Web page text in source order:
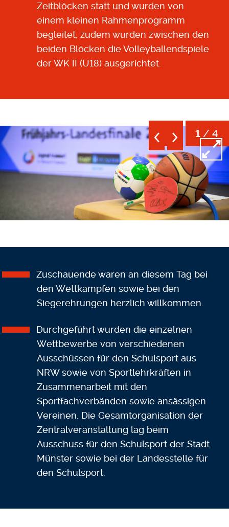
Zeitblöcken statt und wurden von
einem kleinen Rahmenprogramm
begleitet, zudem wurden zwischen den
beiden Blöcken die Volleyballendspiele
der WK II (U18) ausgerichtet.
1 / 4
Zuschauende waren an diesem Tag bei
den Wettkämpfen sowie bei den
Siegerehrungen herzlich willkommen.
Durchgeführt wurden die einzelnen
Wettbewerbe von verschiedenen
Ausschüssen für den Schulsport aus
NRW sowie von Sportlehrkräften in
Zusammenarbeit mit den
Sportfachverbänden sowie ansässigen
Vereinen. Die Gesamtorganisation der
Zentralveranstaltung lag beim
Ausschuss für den Schulsport der Stadt
Münster sowie bei der Landesstelle für
den Schulsport.